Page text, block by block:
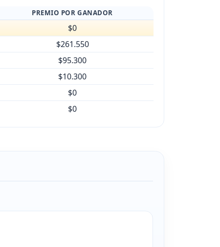
PREMIO POR GANADOR
$0
$261.550
$95.300
$10.300
$0
$0